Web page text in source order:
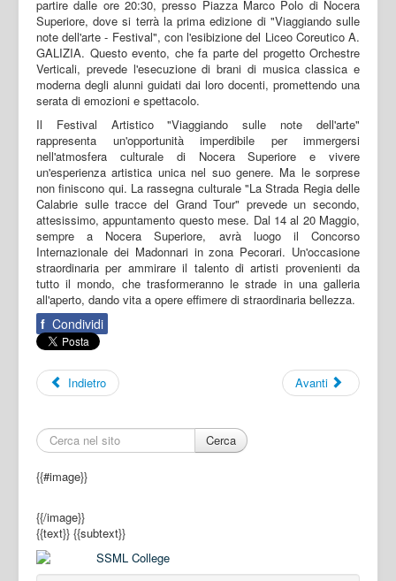
partire dalle ore 20:30, presso Piazza Marco Polo di Nocera
Superiore, dove si terrà la prima edizione di "Viaggiando sulle
note dell'arte - Festival", con l'esibizione del Liceo Coreutico A.
GALIZIA. Questo evento, che fa parte del progetto Orchestre
Verticali, prevede l'esecuzione di brani di musica classica e
moderna degli alunni guidati dai loro docenti, promettendo una
serata di emozioni e spettacolo.
Il Festival Artistico "Viaggiando sulle note dell'arte"
rappresenta un'opportunità imperdibile per immergersi
nell'atmosfera culturale di Nocera Superiore e vivere
un'esperienza artistica unica nel suo genere. Ma le sorprese
non finiscono qui. La rassegna culturale "La Strada Regia delle
Calabrie sulle tracce del Grand Tour" prevede un secondo,
attesissimo, appuntamento questo mese. Dal 14 al 20 Maggio,
sempre a Nocera Superiore, avrà luogo il Concorso
Internazionale dei Madonnari in zona Pecorari. Un'occasione
straordinaria per ammirare il talento di artisti provenienti da
tutto il mondo, che trasformeranno le strade in una galleria
all'aperto, dando vita a opere effimere di straordinaria bellezza.
f Condividi
Indietro Avanti
Cerca
{{#image}}
{{/image}}
{{text}} {{subtext}}